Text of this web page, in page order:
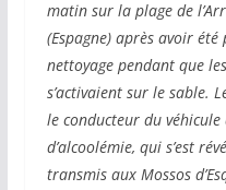
matin sur la plage de
(Espagne) après avoir
nettoyage pendant que
s’activaient sur le sable.
le conducteur du
d’alcoolémie, qui s’est
transmis aux Mossos